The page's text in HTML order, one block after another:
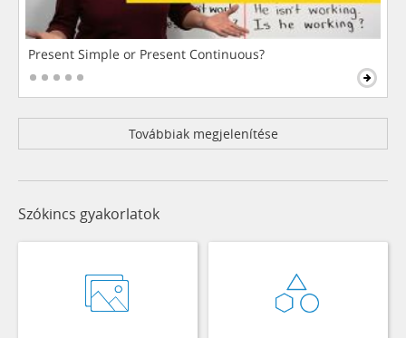
Present Simple or Present Continuous?
Továbbiak megjelenítése
Szókincs gyakorlatok